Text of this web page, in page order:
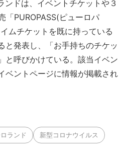
ドは、イベントチケットや３
「PUROPASS(ピューロパ
ムチケットを既に持っている
と発表し、「お手持ちのチケッ
と呼びかけている。該当イベン
ベントページに情報が掲載され
ランド 新型コロナウイルス